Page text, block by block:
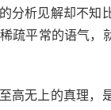
分析见解却不知
疏平常的语气，
高无上的真理，